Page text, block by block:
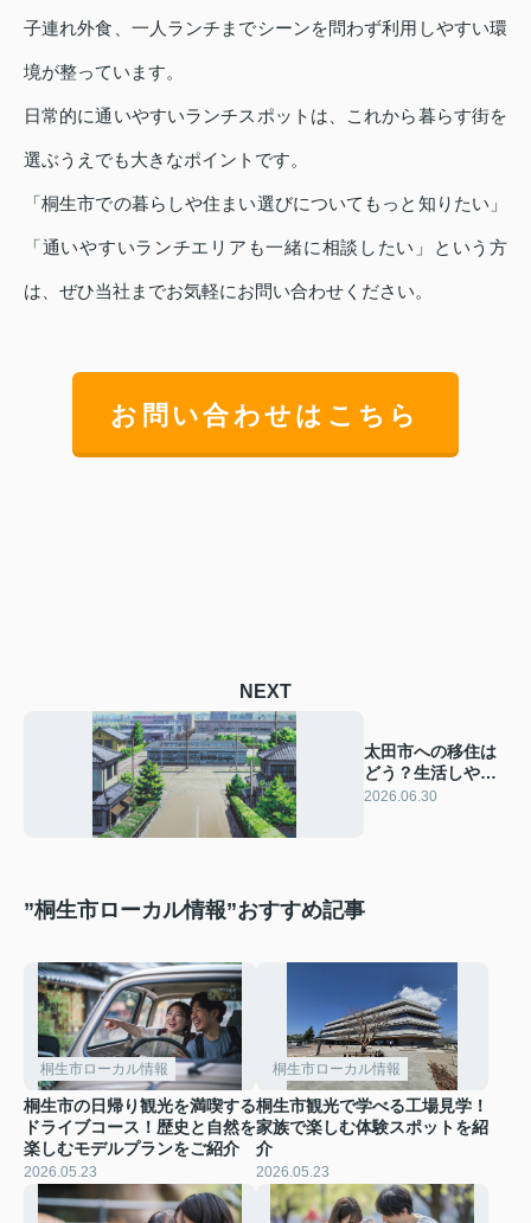
子連れ外食、一人ランチまでシーンを問わず利用しやすい環
境が整っています。
日常的に通いやすいランチスポットは、これから暮らす街を
選ぶうえでも大きなポイントです。
「桐生市での暮らしや住まい選びについてもっと知りたい」
「通いやすいランチエリアも一緒に相談したい」という方
は、ぜひ当社までお気軽にお問い合わせください。
お問い合わせはこちら
NEXT
太田市への移住は
どう？生活しやす
さやローカル情報
2026.06.30
”桐生市ローカル情報”おすすめ記事
桐生市ローカル情報
桐生市の日帰り観光を満喫する
ドライブコース！歴史と自然を
楽しむモデルプランをご紹介
2026.05.23
桐生市ローカル情報
桐生市観光で学べる工場見学！
家族で楽しむ体験スポットを紹
介
2026.05.23